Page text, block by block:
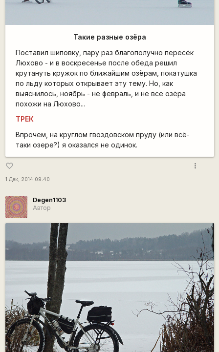
Такие разные озёра
Поставил шиповку, пару раз благополучно пересёк
Люхово - и в воскресенье после обеда решил
крутануть кружок по ближайшим озёрам, покатушка
по льду которых открывает эту тему. Но, как
выяснилось, ноябрь - не февраль, и не все озёра
похожи на Люхово...
ТРЕК
Впрочем, на круглом гвоздовском пруду (или всё-
таки озере?) я оказался не одинок.
favorite_border
1 Дек, 2014 09:40
more_vert
Degen1103
Автор